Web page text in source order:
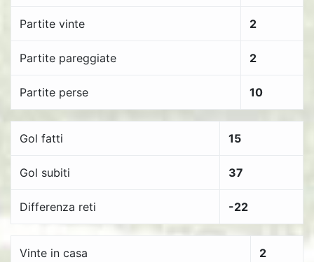
Partite vinte 2
Partite pareggiate 2
Partite perse 10
Gol fatti 15
Gol subiti 37
Differenza reti -22
Vinte in casa 2